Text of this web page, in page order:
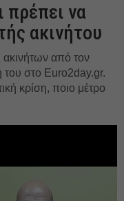
να
ακινήτου
ακινήτων από τον
στο Euro2day.gr.
κρίση, ποιο μέτρο